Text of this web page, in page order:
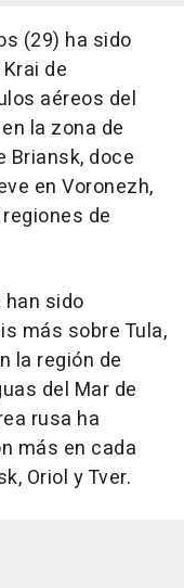
(29) ha sido
de
aéreos del
la zona de
Briansk, doce
en Voronezh,
de
han sido
más sobre Tula,
la región de
del Mar de
rusa ha
más en cada
Oriol y Tver.